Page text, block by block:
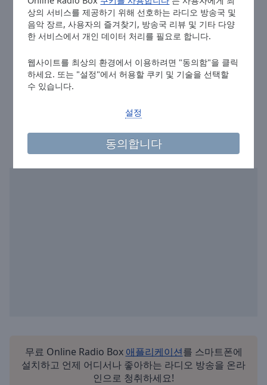
상의 서비스를 제공하기 위해 선호하는 라디오 방송국 및
음악 장르, 사용자의 즐겨찾기, 방송국 리뷰 및 기타 다양
한 서비스에서 개인 데이터 처리를 필요로 합니다.
웹사이트를 최상의 환경에서 이용하려면 "동의함"을 클릭
하세요. 또는 "설정"에서 허용할 쿠키 및 기술을 선택할
수 있습니다.
동의합니다
설정
dialog
window.
주소:
PO BOX 2 – Dřísy – 277 14
전화:
+420 608 216 149 (Pavel Rada)
Email:
pavel@ifolk.cz
Facebook: @radiofolkcz
08.07.2026
무료 Online Radio Box 애플리케이션를 스마트폰에
설치하고 언제 어디서나 좋아하는 라디오 방송을 온라
인으로 청취하세요!